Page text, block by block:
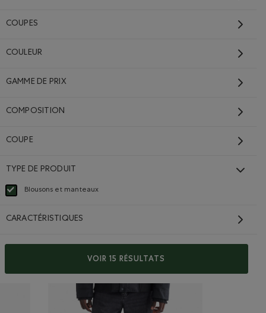
COUPES
COULEUR
GAMME DE PRIX
COMPOSITION
COUPE
TYPE DE PRODUIT
Blousons et manteaux
Choisir Classé selon Type de produit : Blousons et manteaux(Jackets & Coats)
CARACTÉRISTIQUES
VOIR 15 RÉSULTATS
VENTE FERME FINALE. AUCUN ÉCHANGE OU RETOUR.